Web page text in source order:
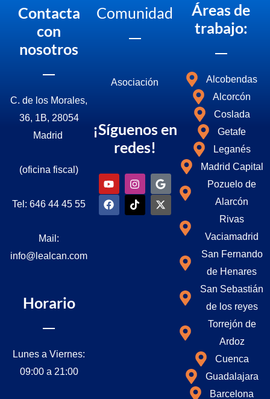
Contacta
con
nosotros
C. de los Morales,
36, 1B, 28054
Madrid
(oficina fiscal)
Tel: 646 44 45 55
Mail:
info@lealcan.com
Horario
Lunes a Viernes:
09:00 a 21:00
Comunidad
Asociación
¡Síguenos en
redes!
Y
o
u
t
I
n
s
t
G
o
o
g
F
a
c
e
T
i
k
t
I
c
o
n
Áreas de
trabajo:
Alcobendas
Alcorcón
Coslada
Getafe
Leganés
Madrid Capital
Pozuelo de
Alarcón
Rivas
Vaciamadrid
San Fernando
de Henares
San Sebastián
de los reyes
Torrejón de
Ardoz
Cuenca
Guadalajara
Barcelona